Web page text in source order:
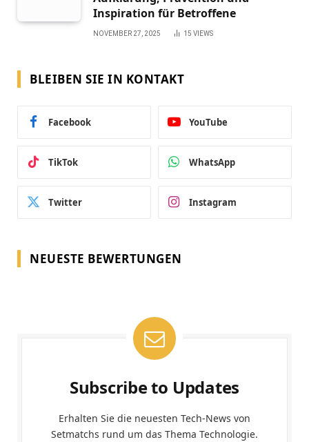
Inspiration für Betroffene
NOVEMBER 27, 2025 15 VIEWS
BLEIBEN SIE IN KONTAKT
Facebook YouTube
TikTok WhatsApp
Twitter Instagram
NEUESTE BEWERTUNGEN
Subscribe to Updates
Erhalten Sie die neuesten Tech-News von
Setmatchs rund um das Thema Technologie.